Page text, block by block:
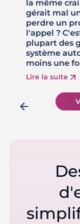
la même
gérait mal
perdre un
l'appel ?
plupart des
système
moins une
Lire la suite
arrow_back